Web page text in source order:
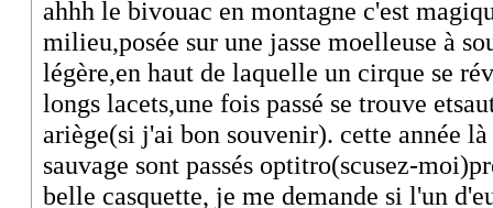
ahhh le bivouac en montagne c'est
milieu,posée sur une jasse moelleuse à
légère,en haut de laquelle un cirque se
longs lacets,une fois passé se trouve
ariège(si j'ai bon souvenir). cette année
sauvage sont passés optitro(scusez-
belle casquette, je me demande si l'un